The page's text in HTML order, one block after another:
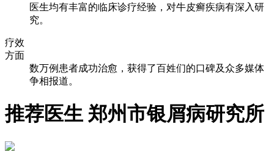
医生均有丰富的临床诊疗经验，对牛皮癣疾病有深入研
究。
疗效
方面
数万例患者成功治愈，获得了百姓们的口碑及众多媒体
争相报道。
推荐医生 郑州市银屑病研究所